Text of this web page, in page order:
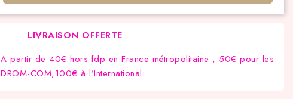
LIVRAISON OFFERTE
A partir de 40€ hors fdp en France métropolitaine , 50€ pour les
DROM-COM,100€ à l’International